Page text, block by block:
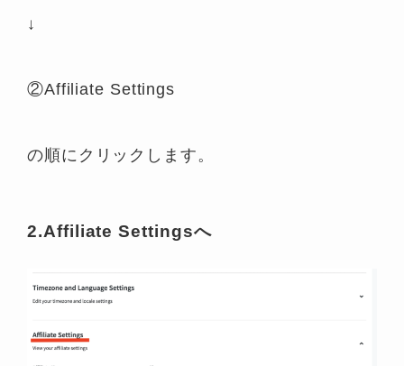
↓
②Affiliate Settings
の順にクリックします。
2.Affiliate Settingsへ